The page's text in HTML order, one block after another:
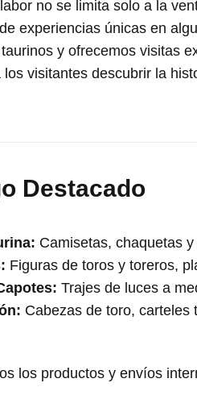
no se limita solo a la
experiencias únicas en
y ofrecemos visitas
los visitantes descubrir la
Destacado
Camisetas, chaquetas
Figuras de toros y toreros,
Trajes de luces a
Cabezas de toro, carteles
los productos y envíos